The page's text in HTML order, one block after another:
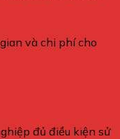
và chi phí cho
đủ điều kiện sử